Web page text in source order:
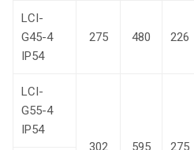
LCI-
G45-4
IP54
275 480 226
LCI-
G55-4
IP54
302
595 275